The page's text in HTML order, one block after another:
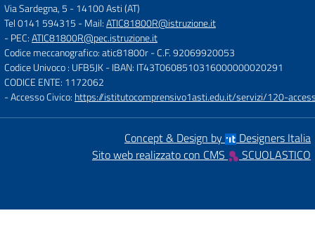
Via Sardegna, 5 -14100 Asti (AT)
Tel 0141 594315 - Mail:ATIC81800R@istruzione.it
- PEC:ATIC81800R@pec.istruzione.it
Codice meccanografico: atic81800r- C.F. 92069920053
Codice Univoco : UFB5JK- IBAN: IT43T0608510316000000020291
CODICE ENTE: 1172062
- Accesso Civico: https://istitutocomprensivo1asti.edu.it/servizi/120-
Concept & Design by
Designers Italia
Sito web realizzato con CMS
SCUOLASTICO